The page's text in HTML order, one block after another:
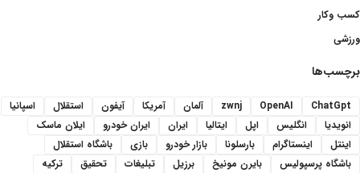
کسب وکار
ورزشی
برچسب‌ها
ChatGpt
OpenAI
zwnj آلمان آمریکا آیفون استقلال
اسپانیا
انویدیا
انگلیس اپل ایتالیا ایران ایران خودرو
ایلان ماسک
اینتل
اینستاگرام بارسلونا بازار خودرو بازی
باشگاه استقلال
باشگاه پرسپولیس
بایرن مونیخ برزیل تبلیغات تحقیق
ترکیه